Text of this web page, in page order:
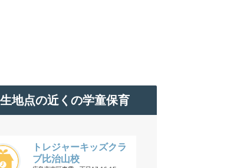
地点の近くの学童保育
トレジャーキッズクラ
ブ比治山校